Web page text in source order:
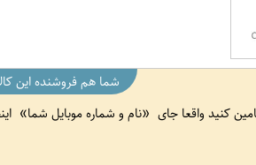
شما هم فروشنده این
کنید واقعا جای
نام و شماره موبایل شما